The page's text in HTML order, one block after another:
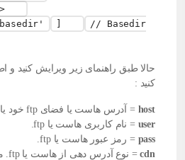
// Basedir
حالا طبق راهنمای زیر ویرایش کنید و
کنید :
host = آدرسهاست یا فضای ftp خود یا ip آن .
user = نام کاربری هاست یا ftp.
pass = رمز عبور هاست یا ftp.
cdn = نوع آدرس دهی از هاست یا ftp. مثلا cdn.mydomain.com